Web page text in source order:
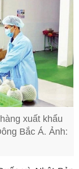
xuất khẩu
Bắc Á. Ảnh: